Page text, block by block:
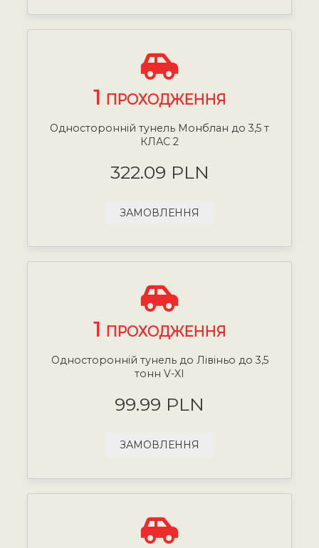
1 ПРОХОДЖЕННЯ
Односторонній тунель Монблан до 3,5 т
КЛАС 2
322.09 PLN
ЗАМОВЛЕННЯ
1 ПРОХОДЖЕННЯ
Односторонній тунель до Лівіньо до 3,5
тонн V-XI
99.99 PLN
ЗАМОВЛЕННЯ